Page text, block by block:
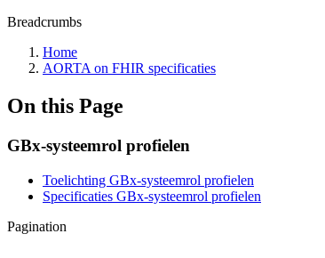
Breadcrumbs
Home
AORTA on FHIR specificaties
On this Page
GBx-systeemrol profielen
Toelichting GBx-systeemrol profielen
Specificaties GBx-systeemrol profielen
Pagination